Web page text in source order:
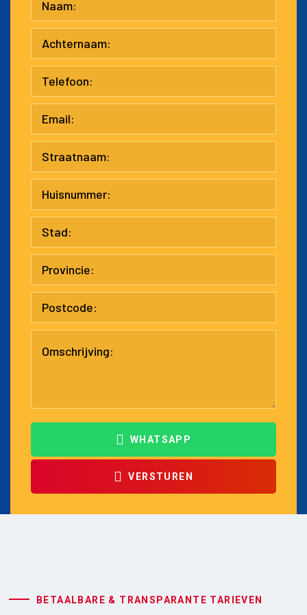
WHATSAPP
VERSTUREN
BETAALBARE & TRANSPARANTE TARIEVEN